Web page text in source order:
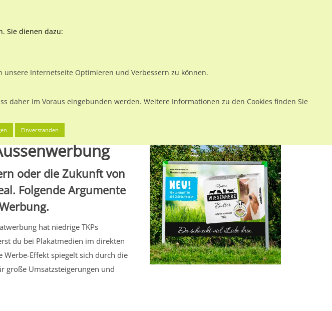
oder die Zukunft von
Folgende Argumente
hat niedrige TKPs
du bei Plakatmedien im direkten
Effekt spiegelt sich durch die
große Umsatzsteigerungen und
Sie dienen dazu:
Internetseite Optimieren und Verbessern zu können.
daher im Voraus eingebunden werden. Weitere Informationen zu den Cookies finden Sie
Einverstanden